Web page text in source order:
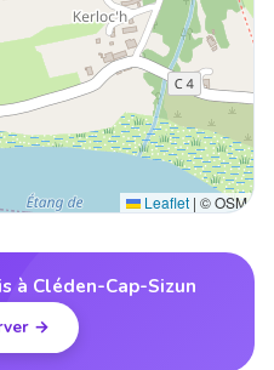
Leaflet | © OSM
à Cléden-Cap-Sizun
→